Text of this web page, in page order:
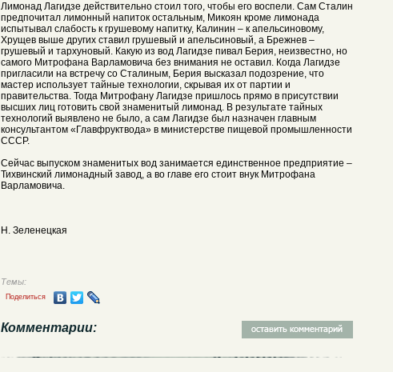
Лимонад Лагидзе действительно стоил того, чтобы его воспели. Сам Сталин
предпочитал лимонный напиток остальным, Микоян кроме лимонада
испытывал слабость к грушевому напитку, Калинин – к апельсиновому,
Хрущев выше других ставил грушевый и апельсиновый, а Брежнев –
грушевый и тархуновый. Какую из вод Лагидзе пивал Берия, неизвестно, но
самого Митрофана Варламовича без внимания не оставил. Когда Лагидзе
пригласили на встречу со Сталиным, Берия высказал подозрение, что
мастер использует тайные технологии, скрывая их от партии и
правительства. Тогда Митрофану Лагидзе пришлось прямо в присутствии
высших лиц готовить свой знаменитый лимонад. В результате тайных
технологий выявлено не было, а сам Лагидзе был назначен главным
консультантом «Главфруктвода» в министерстве пищевой промышленности
СССР.
Сейчас выпуском знаменитых вод занимается единственное предприятие –
Тихвинский лимонадный завод, а во главе его стоит внук Митрофана
Варламовича.
Н. Зеленецкая
Темы:
Поделиться
Комментарии: